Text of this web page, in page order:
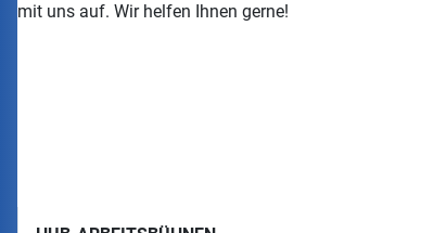
mit uns auf. Wir helfen Ihnen gerne!